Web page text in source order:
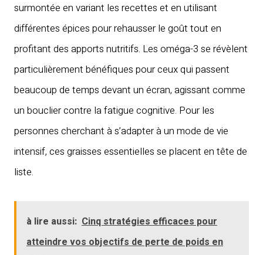
surmontée en variant les recettes et en utilisant
différentes épices pour rehausser le goût tout en
profitant des apports nutritifs. Les oméga-3 se révèlent
particulièrement bénéfiques pour ceux qui passent
beaucoup de temps devant un écran, agissant comme
un bouclier contre la fatigue cognitive. Pour les
personnes cherchant à s’adapter à un mode de vie
intensif, ces graisses essentielles se placent en tête de
liste.
à lire aussi: Cinq stratégies efficaces pour
atteindre vos objectifs de perte de poids en